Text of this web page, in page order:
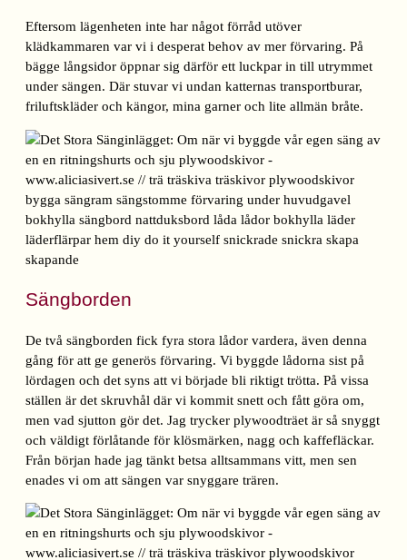
Eftersom lägenheten inte har något förråd utöver
klädkammaren var vi i desperat behov av mer förvaring. På
bägge långsidor öppnar sig därför ett luckpar in till utrymmet
under sängen. Där stuvar vi undan katternas transportburar,
friluftskläder och kängor, mina garner och lite allmän bråte.
Sängborden
De två sängborden fick fyra stora lådor vardera, även denna
gång för att ge generös förvaring. Vi byggde lådorna sist på
lördagen och det syns att vi började bli riktigt trötta. På vissa
ställen är det skruvhål där vi kommit snett och fått göra om,
men vad sjutton gör det. Jag trycker plywoodträet är så snyggt
och väldigt förlåtande för klösmärken, nagg och kaffefläckar.
Från början hade jag tänkt betsa alltsammans vitt, men sen
enades vi om att sängen var snyggare trären.